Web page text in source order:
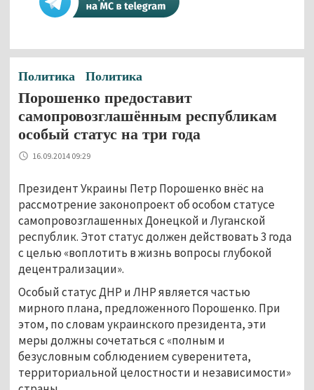
Политика Политика
Порошенко предоставит
самопровозглашённым республикам
особый статус на три года
16.09.2014 09:29
Президент Украины Петр Порошенко внёс на
рассмотрение законопроект об особом статусе
самопровозглашенных Донецкой и Луганской
республик. Этот статус должен действовать 3 года
с целью «воплотить в жизнь вопросы глубокой
децентрализации».
Особый статус ДНР и ЛНР является частью
мирного плана, предложенного Порошенко. При
этом, по словам украинского президента, эти
меры должны сочетаться с «полным и
безусловным соблюдением суверенитета,
территориальной целостности и независимости»